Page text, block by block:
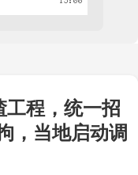
程，统一招
，当地启动调